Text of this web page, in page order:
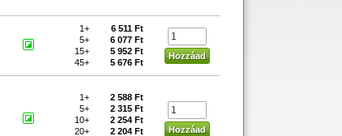
1+
6 511 Ft
5+
6 077 Ft
15+
5 952 Ft
45+
5 676 Ft
1+
2 588 Ft
5+
2 315 Ft
10+
2 254 Ft
20+
2 204 Ft